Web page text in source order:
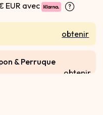
EUR avec
obtenir
& Perruque
obtenir